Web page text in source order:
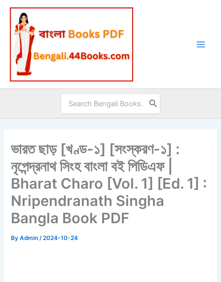
Skip
content
Search
for:
ভারত ছাড় [খণ্ড-১] [সংস্করণ-১] :
নৃপেন্দ্রনাথ সিংহ বাংলা বই পিডিএফ |
Bharat Charo [Vol. 1] [Ed. 1] :
Nripendranath Singha
Bangla Book PDF
ByAdmin/2024-10-24